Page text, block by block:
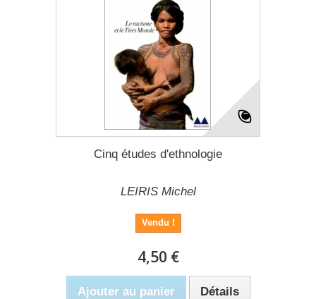
Cinq études d'ethnologie
LEIRIS Michel
Vendu !
4,50 €
Ajouter au panier Détails